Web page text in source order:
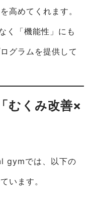
を高めてくれます。
く「機能性」にも
グラムを提供して
むくみ改善×
gymでは、以下の
います。